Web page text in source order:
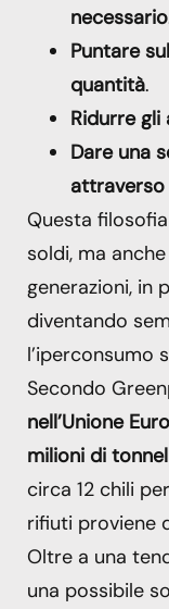
necessario
Puntare
quantità.
Ridurre
Dare una
attraverso
Questa
soldi, ma
generazioni, in
diventando
l’iperconsumo
Secondo
nell’Unione
milioni di
circa 12 chili
rifiuti proviene
Oltre a una
una possibile